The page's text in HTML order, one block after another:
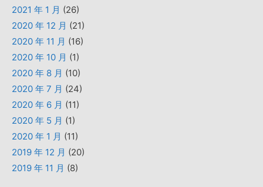
2021 年 1 月 (26)
2020 年 12 月 (21)
2020 年 11 月 (16)
2020 年 10 月 (1)
2020 年 8 月 (10)
2020 年 7 月 (24)
2020 年 6 月 (11)
2020 年 5 月 (1)
2020 年 1 月 (11)
2019 年 12 月 (20)
2019 年 11 月 (8)